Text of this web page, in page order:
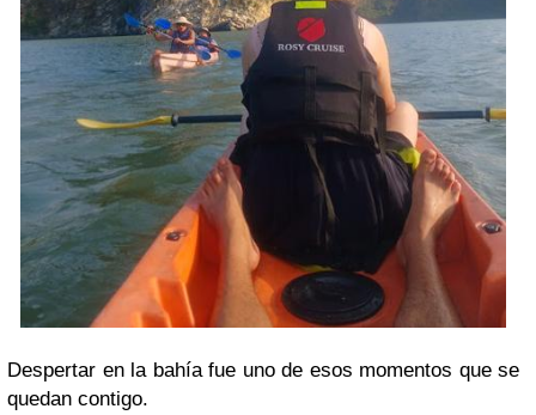
Despertar en la bahía fue uno de esos momentos que se
quedan contigo.